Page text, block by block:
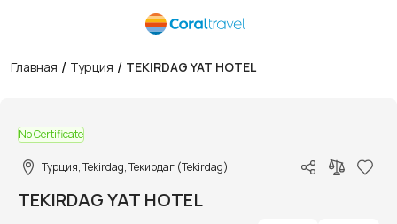
Главная / Турция / TEKIRDAG YAT HOTEL
No Certificate
Турция, Tekirdag, Текирдаг (Tekirdag)
TEKIRDAG YAT HOTEL